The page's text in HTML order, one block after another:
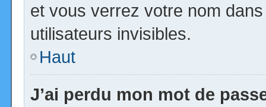
et vous verrez votre nom
utilisateurs invisibles.
Haut
J’ai perdu mon mot de